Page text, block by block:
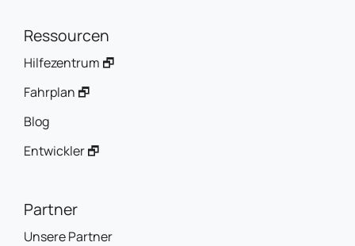
Ressourcen
Hilfezentrum 🗗
Fahrplan 🗗
Blog
Entwickler 🗗
Partner
Unsere Partner